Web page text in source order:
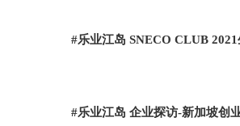
#乐业江岛 SNECO CLUB
#乐业江岛 企业探访-新加坡创